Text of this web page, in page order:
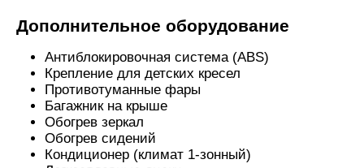
Дополнительное оборудование
Антиблокировочная система (ABS)
Крепление для детских кресел
Противотуманные фары
Багажник на крыше
Обогрев зеркал
Обогрев сидений
Кондиционер (климат 1-зонный)